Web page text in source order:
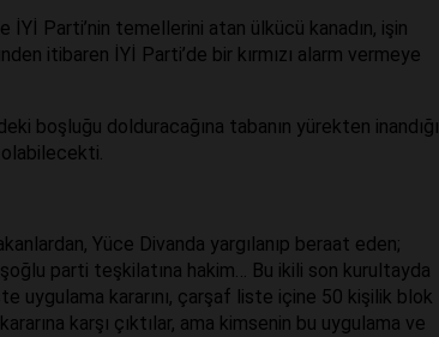
İYİ Parti’nin temellerini atan ülkücü kanadın, işin
itibaren İYİ Parti’de bir kırmızı alarm vermeye
boşluğu dolduracağına tabanın yürekten inandığı
Yüce Divanda yargılanıp beraat eden;
parti teşkilatına hakim… Bu ikili son kurultayda
uygulama kararını, çarşaf liste içine 50 kişilik blok
karşı çıktılar, ama kimsenin bu uygulama ve